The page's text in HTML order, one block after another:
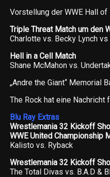
Vorstellung der WWE Hall
Triple Threat Match um den
Charlotte vs. Becky Lynch vs
Hell in a Cell Match
Shane McMahon vs.
„Andre the Giant“ Memorial
The Rock hat eine Nachricht
Blu Ray Extras
Wrestlemania 32 Kickoff
WWE United Championship
Kalisto vs. Ryback
Wrestlemania 32 Kickoff
The Total Divas vs. B.A.D &